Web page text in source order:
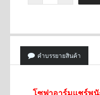
คำบรรยายสินค้า